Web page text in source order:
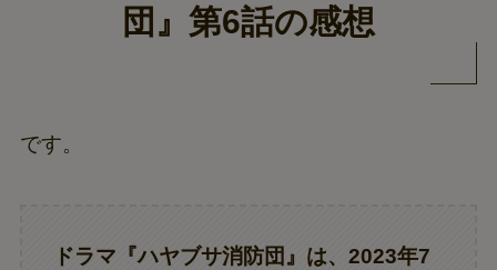
団』第6話の感想
です。
ドラマ『ハヤブサ消防団』は、2023年7